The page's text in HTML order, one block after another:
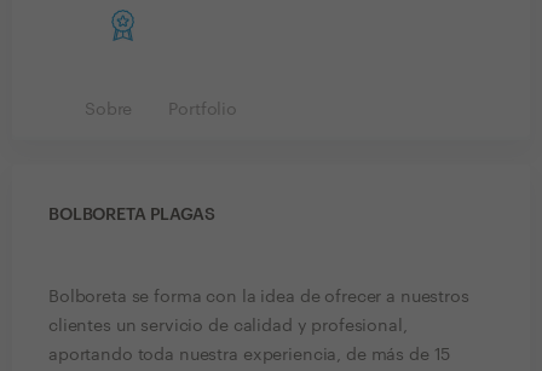
Sobre Portfolio
BOLBORETA PLAGAS
Bolboreta se forma con la idea de ofrecer a nuestros
clientes un servicio de calidad y profesional,
aportando toda nuestra experiencia, de más de 15